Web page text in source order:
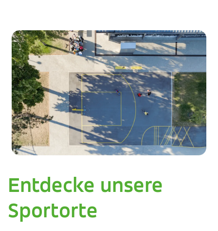
Entdecke unsere
Sportorte